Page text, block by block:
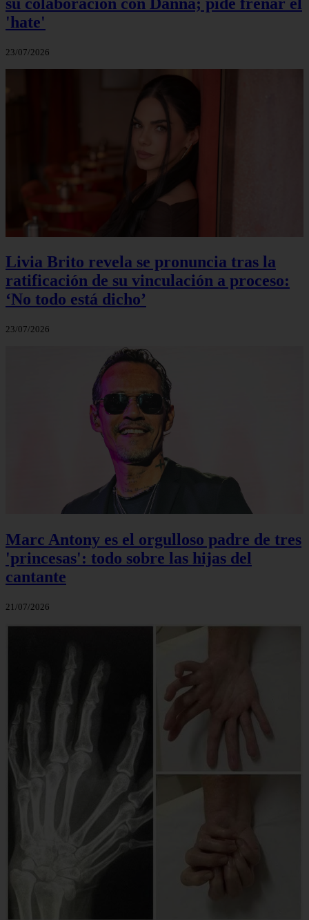
'hate'
23/07/2026
Livia Brito revela se pronuncia tras la
ratificación de su vinculación a proceso:
‘No todo está dicho’
23/07/2026
Marc Antony es el orgulloso padre de tres
'princesas': todo sobre las hijas del
cantante
21/07/2026